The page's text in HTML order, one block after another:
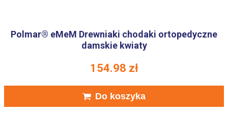
Polmar® eMeM Drewniaki chodaki ortopedyczne
damskie kwiaty
154.98 zł
Do koszyka